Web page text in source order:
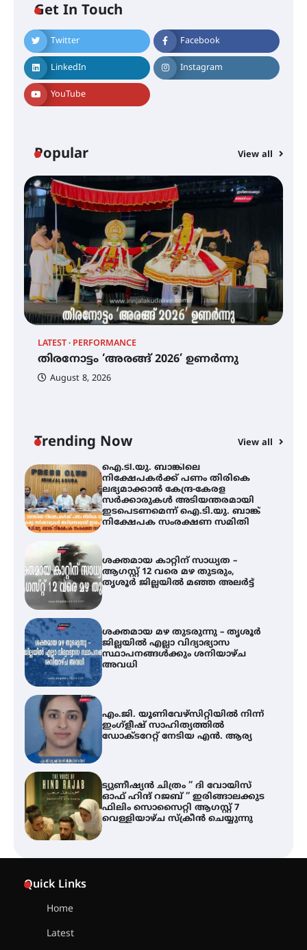
Get In Touch
Twitter Facebook
LinkedIn Instagram
YouTube
Popular View all
LATEST PERFORMANCE
തിരനോട്ടം ‘അരങ്ങ് 2026’ ഉണർന്നു
August 8, 2026
Trending Now View all
ഐ.ടി.യു. ബാങ്കിലെ
നിക്ഷേപകർക്ക് പണം തിരികെ
ലഭ്യമാക്കാൻ കേന്ദ്ര-കേരള
സർക്കാരുകൾ അടിയന്തരമായി
ഇടപെടണമെന്ന് ഐ.ടി.യു. ബാങ്ക്
നിക്ഷേപക സംരക്ഷണ സമിതി
ശക്തമായ കാറ്റിന് സാധ്യത –
ജില്ലയിൽ എല്ലാ വിദ്യാഭ്യാസ
സ്ഥാപനങ്ങൾക്കും ശനിയാഴ്ച
അവധി
എം.ജി. യൂണിവേഴ്‌സിറ്റിയിൽ നിന്ന്
ഇംഗ്ളീഷ് സാഹിത്യത്തിൽ
ഡോക്ടറേറ്റ് നേടിയ എൻ. ആര്യ
ട്യുണീഷ്യൻ ചിത്രം ” ദി വോയിസ്
ഫിലിം സൊസൈറ്റി ആഗസ്റ്റ് 7
വെള്ളിയാഴ്ച സ്‌ക്രീൻ ചെയ്യുന്നു
ഐ.ടി.യു. ബാങ്കിലെ
നിക്ഷേപകർക്ക് പണം തിരികെ
ലഭ്യമാക്കാൻ കേന്ദ്ര-കേരള
സർക്കാരുകൾ അടിയന്തരമായി
ഇടപെടണമെന്ന് ഐ.ടി.യു. ബാങ്ക്
നിക്ഷേപക സംരക്ഷണ സമിതി
ശക്തമായ കാറ്റിന് സാധ്യത –
ആഗസ്റ്റ് 12 വരെ മഴ തുടരും,
തൃശൂർ ജില്ലയിൽ മഞ്ഞ അലർട്ട്
ശക്തമായ മഴ തുടരുന്നു – തൃശൂർ
ജില്ലയിൽ എല്ലാ വിദ്യാഭ്യാസ
സ്ഥാപനങ്ങൾക്കും ശനിയാഴ്ച
അവധി
എം.ജി. യൂണിവേഴ്‌സിറ്റിയിൽ നിന്ന്
ഇംഗ്ളീഷ് സാഹിത്യത്തിൽ
ഡോക്ടറേറ്റ് നേടിയ എൻ. ആര്യ
ട്യുണീഷ്യൻ ചിത്രം ” ദി വോയിസ്
ഓഫ് ഹിന്ദ് റജബ് ” ഇരിങ്ങാലക്കുട
ഫിലിം സൊസൈറ്റി ആഗസ്റ്റ് 7
വെള്ളിയാഴ്ച സ്‌ക്രീൻ ചെയ്യുന്നു
Quick Links
Home
Latest